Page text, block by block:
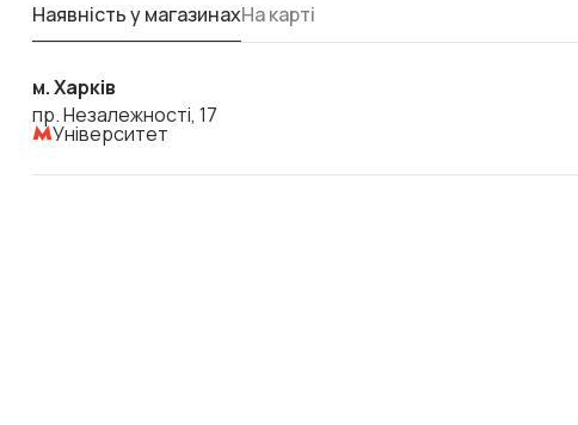
Наявність у магазинахНа карті
м. Харків
пр. Незалежності, 17
Університет